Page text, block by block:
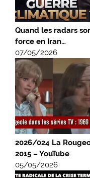
Quand les radars
force en Iran…
07/05/2026
2026/024 La
2015 – YouTube
05/05/2026